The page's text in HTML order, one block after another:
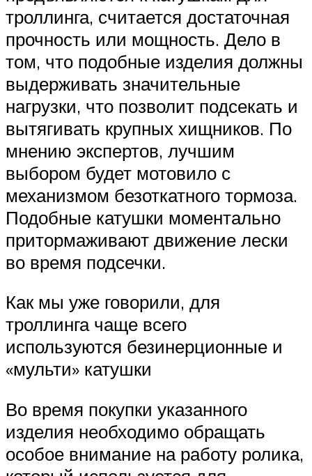
троллинга, считается достаточная
прочность или мощность. Дело в
том, что подобные изделия должны
выдерживать значительные
нагрузки, что позволит подсекать и
вытягивать крупных хищников. По
мнению экспертов, лучшим
выбором будет мотовило с
механизмом безоткатного тормоза.
Подобные катушки моментально
притормаживают движение лески
во время подсечки.
Как мы уже говорили, для
троллинга чаще всего
используются безинерционные и
«мульти» катушки
Во время покупки указанного
изделия необходимо обращать
особое внимание на работу ролика,